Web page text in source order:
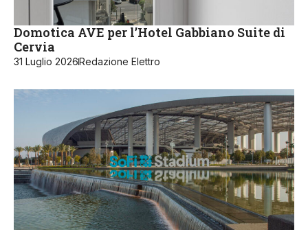
Domotica AVE per l’Hotel Gabbiano Suite di
Cervia
31 Luglio 2026Redazione Elettro